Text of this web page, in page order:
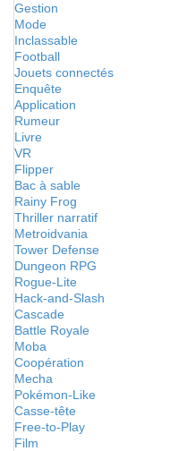
Gestion
Mode
Inclassable
Football
Jouets connectés
Enquête
Application
Rumeur
Livre
VR
Flipper
Bac à sable
Rainy Frog
Thriller narratif
Metroidvania
Tower Defense
Dungeon RPG
Rogue-Lite
Hack-and-Slash
Cascade
Battle Royale
Moba
Coopération
Mecha
Pokémon-Like
Casse-tête
Free-to-Play
Film